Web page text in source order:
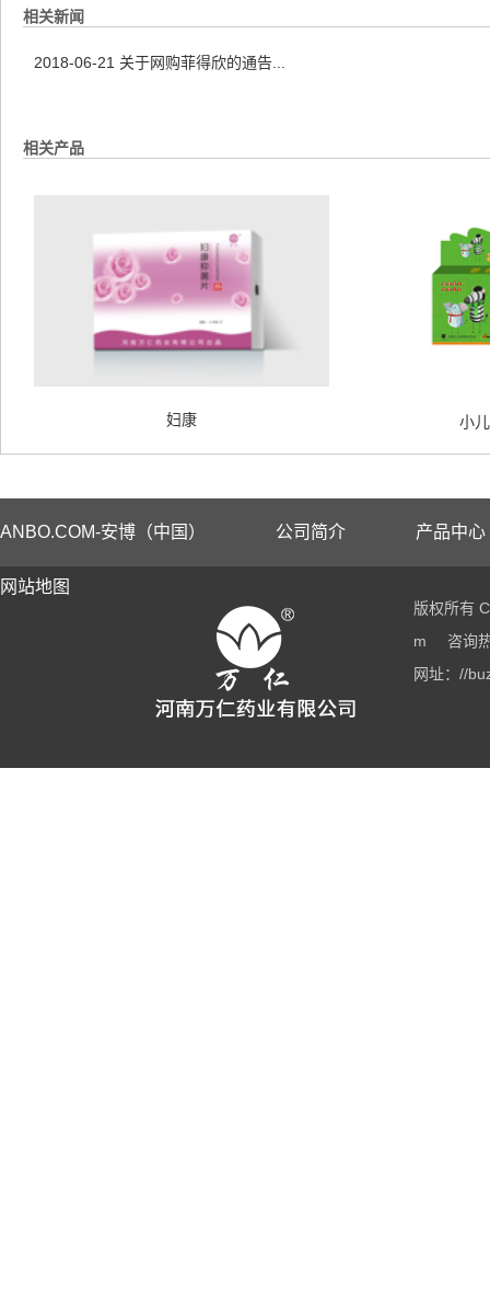
相关新闻
2018-06-21 关于网购菲得欣的通告...
相关产品
妇康 小
ANBO.COM-安博（中国） 公司简介 产品中心
网站地图
版权所有
m
咨询
网址：//